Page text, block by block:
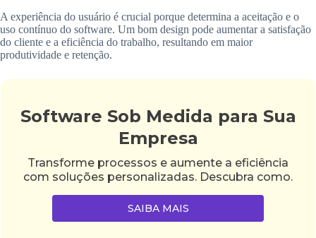
A experiência do usuário é crucial porque determina a aceitação e o
uso contínuo do software. Um bom design pode aumentar a satisfação
do cliente e a eficiência do trabalho, resultando em maior
produtividade e retenção.
Software Sob Medida para Sua
Empresa
Transforme processos e aumente a eficiência
com soluções personalizadas. Descubra como.
SAIBA MAIS